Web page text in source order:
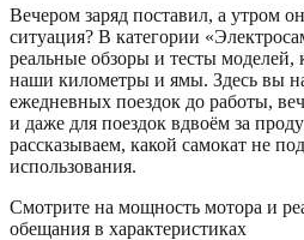
Вечером заряд поставил, а утром
ситуация? В категории
реальные обзоры и тесты
наши километры и ямы. Здесь вы
ежедневных поездок до работы,
и даже для поездок вдвоём за
рассказываем, какой самокат не
использования.
Смотрите на мощность мотора и
обещания в характеристиках